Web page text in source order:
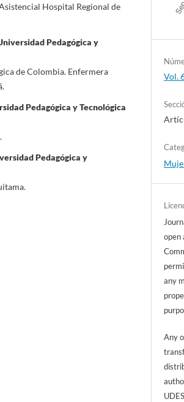
Hospital Regional de
Pedagógica y
de Colombia. Enfermera
Pedagógica y Tecnológica
Pedagógica y
Vol.
open
any
Any